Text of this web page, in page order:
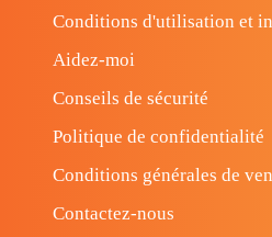
Conditions d'utilisation et
Aidez-moi
Conseils de sécurité
Politique de confidentialité
Conditions générales de
Contactez-nous